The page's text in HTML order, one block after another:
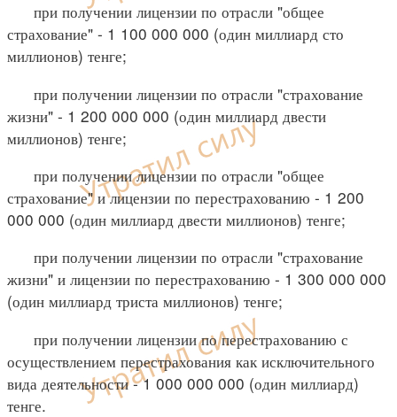
при получении лицензии по отрасли "общее
страхование" - 1 100 000 000 (один миллиард сто
миллионов) тенге;
при получении лицензии по отрасли "страхование
жизни" - 1 200 000 000 (один миллиард двести
миллионов) тенге;
при получении лицензии по отрасли "общее
страхование" и лицензии по перестрахованию - 1 200
000 000 (один миллиард двести миллионов) тенге;
при получении лицензии по отрасли "страхование
жизни" и лицензии по перестрахованию - 1 300 000 000
(один миллиард триста миллионов) тенге;
при получении лицензии по перестрахованию с
осуществлением перестрахования как исключительного
вида деятельности - 1 000 000 000 (один миллиард)
тенге.